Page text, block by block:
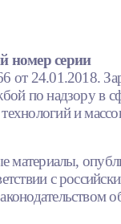
номер серии
24.01.2018.
по надзору в
и
материалы,
с